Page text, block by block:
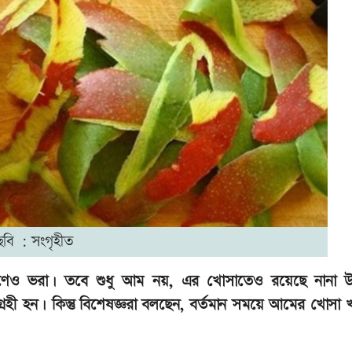
: সংগৃহীত
ভরা। তবে শুধু আম নয়, এর খোসাতেও রয়েছে নানা
হন। কিন্তু বিশেষজ্ঞরা বলছেন, বর্তমান সময়ে আমের খোসা